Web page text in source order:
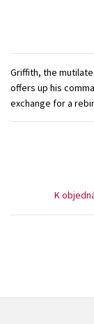
Griffith, the
offers up his
exchange for a
K